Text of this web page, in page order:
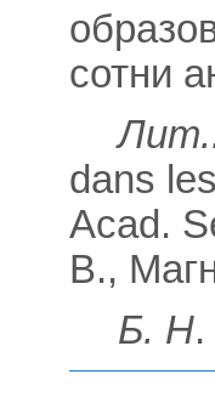
сотни
dans
Acad.
В.,
Б. H.